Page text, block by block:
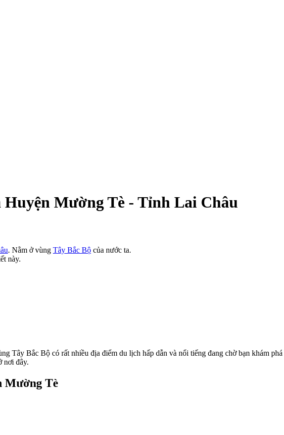
Mường Tè - Tỉnh Lai Châu
. Nằm ở vùng Tây Bắc Bộ của nước ta.
này.
Tây Bắc Bộ có rất nhiều địa điểm du lịch hấp dẫn và nổi tiếng đang chờ bạn khám
nơi đây.
Mường Tè